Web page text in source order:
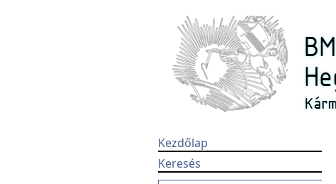
Kezdőlap
Keresés